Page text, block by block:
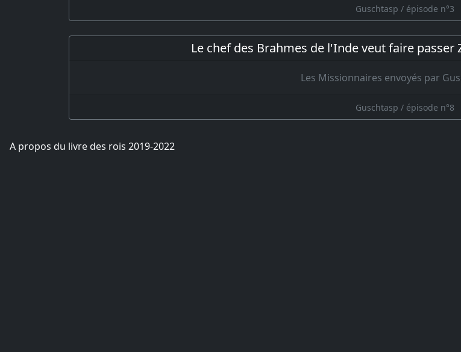
Guschtasp / épisode n°3
Le chef des Brahmes de l'Inde veut faire
Les Missionnaires envoyés par
Guschtasp / épisode n°8
A propos du livre des rois 2019-2022